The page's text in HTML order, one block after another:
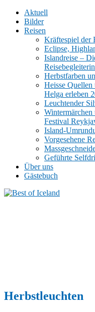
Aktuell
Bilder
Reisen
Kräftespiel der
Eclipse,
Islandreise –
Herbstfarben
Heisse
Helga erleben
Leuchtender
Festival
Island-
Vorgesehene
Geführte
Über uns
Gästebuch
Herbstleuchten